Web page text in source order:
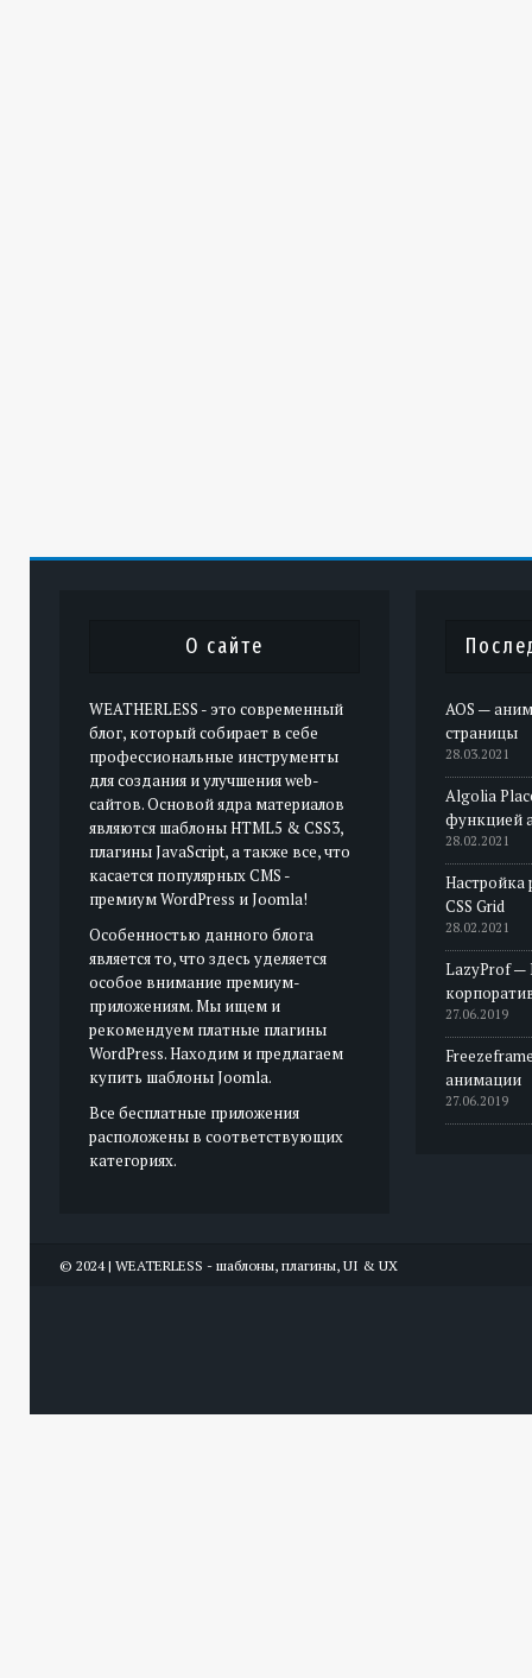
О сайте
WEATHERLESS - это современный
блог, который собирает в себе
профессиональные инструменты
для создания и улучшения web-
сайтов. Основой ядра материалов
являются шаблоны HTML5 & CSS3,
плагины JavaScript, а также все, что
касается популярных CMS -
премиум WordPress и Joomla!
Особенностью данного блога
является то, что здесь уделяется
особое внимание премиум-
приложениям. Мы ищем и
рекомендуем платные плагины
WordPress. Находим и предлагаем
купить шаблоны Joomla.
Все бесплатные приложения
расположены в соответствующих
категориях.
AOS —
страницы
28.03.2021
Algolia
функцией
28.02.2021
Настройка
CSS Grid
28.02.2021
LazyProf —
27.06.2019
анимации
27.06.2019
© 2024 | WEATERLESS - шаблоны, плагины, UI & UX